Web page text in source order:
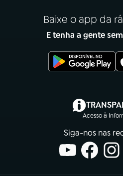
Baixe o app da
E tenha a gente
Acesso à
Siga-nos nas